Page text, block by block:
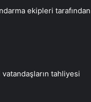
ekipleri tarafından
tahliyesi